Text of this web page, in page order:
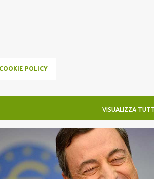
POLICY
VISUALIZZA
UCRAINA NEWS POLITICA